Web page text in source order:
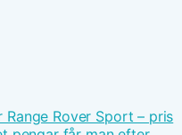
Range Rover Sport – pris